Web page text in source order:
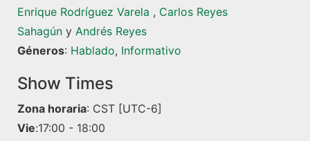
Enrique Rodríguez Varela , Carlos Reyes
Sahagúny Andrés Reyes
Géneros: Hablado, Informativo
Show Times
Zona horaria: CST[UTC-6]
Vie:17:00 - 18:00